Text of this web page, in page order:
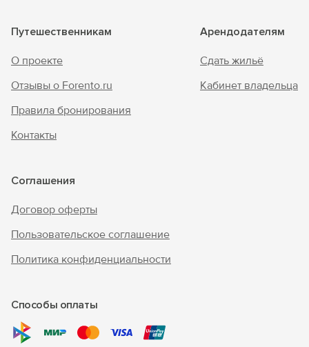
Путешественникам
О проекте
Отзывы о Forento.ru
Правила бронирования
Контакты
Арендодателям
Сдать жильё
Кабинет владельца
Соглашения
Договор оферты
Пользовательское соглашение
Политика конфиденциальности
Способы оплаты